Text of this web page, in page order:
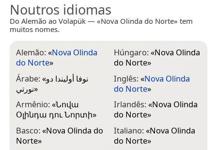
Noutros idiomas
Do Alemão ao Volapük — «Nova Olinda do Norte» tem
muitos nomes.
Alemão:«Nova Olinda
do Norte»
Árabe:«نوفا أوليندا دو
نورتي»
Armênio:«Նովա
Օլինդա դու Նորտի»
Basco:«Nova Olinda do
Norte»
Húngaro:«Nova Olinda
do Norte»
Inglês:«Nova Olinda
do Norte»
Irlandês:«Nova Olinda
do Norte»
Italiano:«Nova Olinda
do Norte»